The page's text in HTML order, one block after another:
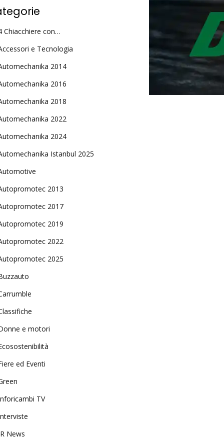
Chiacchiere con…
e Tecnologia
2014
2016
2018
2022
2024
Istanbul 2025
2013
2017
2019
2022
2025
e motori
ed Eventi
TV
News